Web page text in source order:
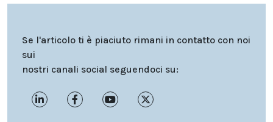
Se l'articolo ti è piaciuto rimani in contatto con noi
sui
nostri canali social seguendoci su: